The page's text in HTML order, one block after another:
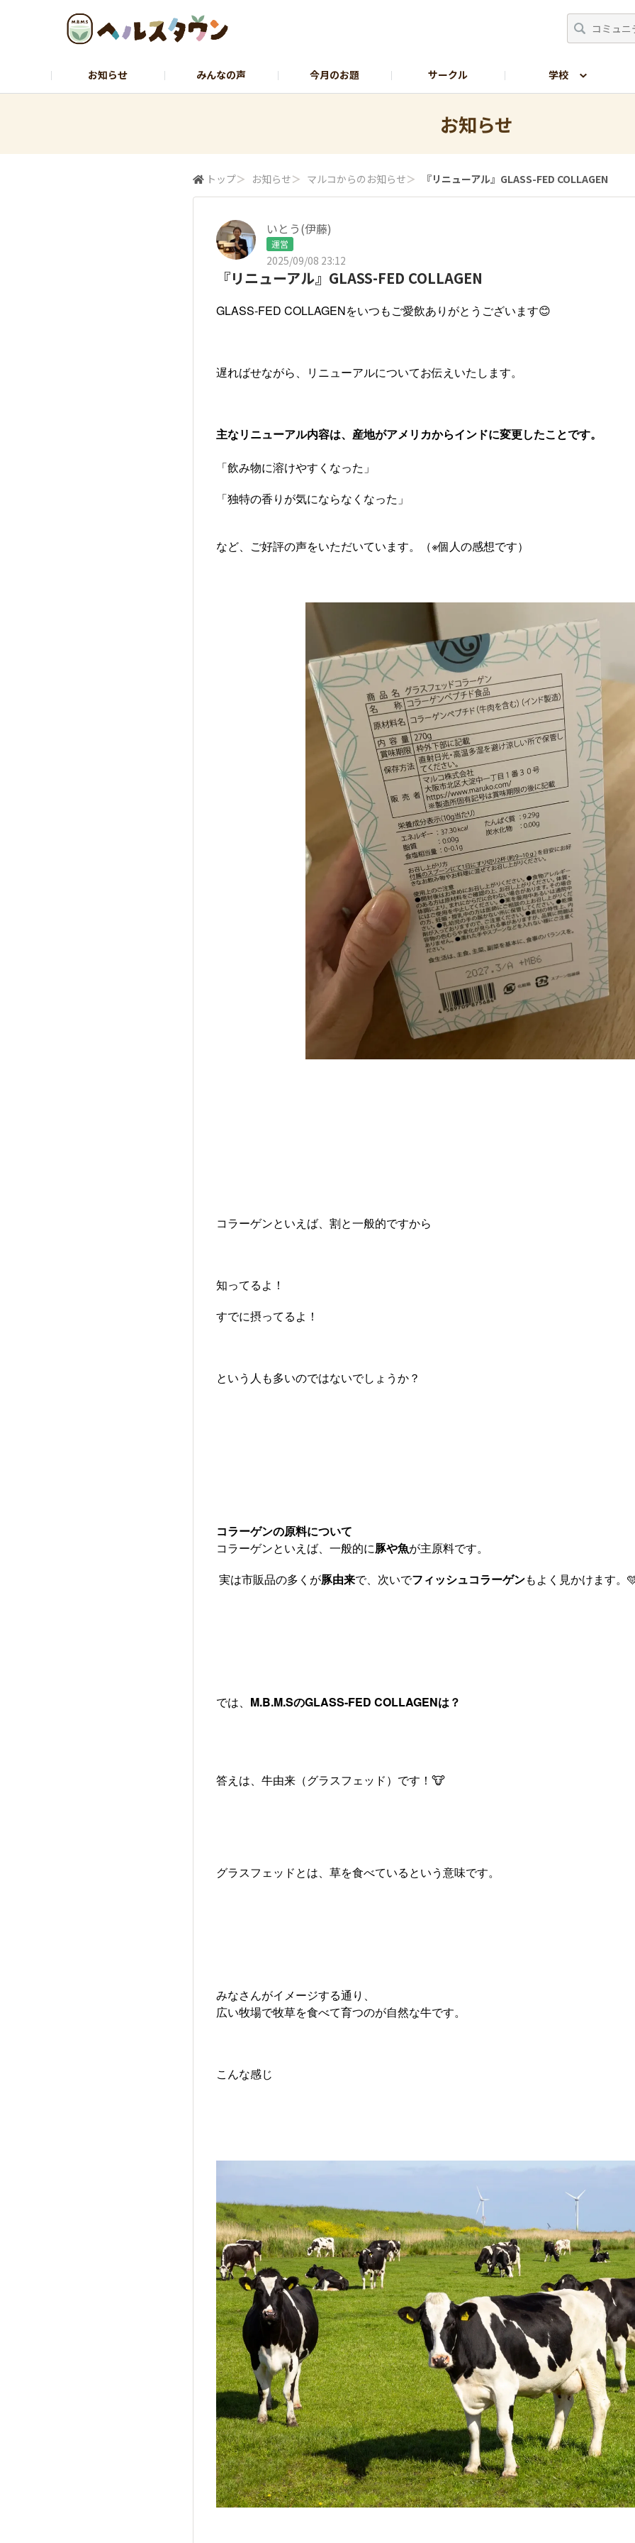
お知らせ みんなの声 今月のお題 サークル 学校
お知らせ
トップ＞ お知らせ＞ マルコからのお知らせ＞ 『リニューアル』GLASS-FED COLLAGEN
いとう(伊藤)
運営
2025/09/08 23:12
『リニューアル』GLASS-FED COLLAGEN
GLASS-FED COLLAGENをいつもご愛飲ありがとうございます😊
遅ればせながら、リニューアルについてお伝えいたします。
主なリニューアル内容は、産地がアメリカからインドに変更したことです。
「飲み物に溶けやすくなった」
「独特の香りが気にならなくなった」
など、ご好評の声をいただいています。（※個人の感想です）
コラーゲンといえば、割と一般的ですから
知ってるよ！
すでに摂ってるよ！
という人も多いのではないでしょうか？
コラーゲンの原料について
コラーゲンといえば、一般的に豚や魚が主原料です。
実は市販品の多くが豚由来で、次いでフィッシュコラーゲンもよく見かけます。
では、 M.B.M.SのGLASS-FED COLLAGENは？
答えは、牛由来（グラスフェッド）です！🐮
グラスフェッドとは、草を食べているという意味です。
みなさんがイメージする通り、
広い牧場で牧草を食べて育つのが自然な牛です。
こんな感じ